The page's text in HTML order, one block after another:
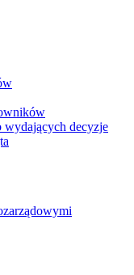
wydających decyzje